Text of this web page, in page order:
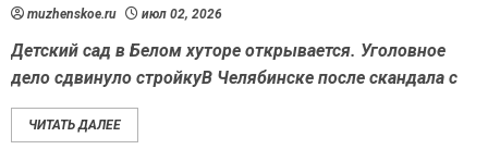
muzhenskoe.ru июл 02, 2026
Детский сад в Белом хуторе открывается. Уголовное
дело сдвинуло стройкуВ Челябинске после скандала с
ЧИТАТЬ ДАЛЕЕ